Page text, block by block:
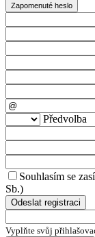
Zapomenuté heslo
Předvolba
Souhlasím se
Sb.)
Odeslat registraci
Vyplňte svůj